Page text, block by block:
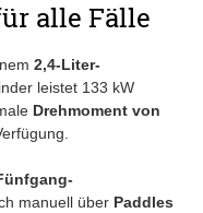
alle Fälle
2,4-Liter-
leistet 133 kW
Drehmoment von
manuell über Paddles